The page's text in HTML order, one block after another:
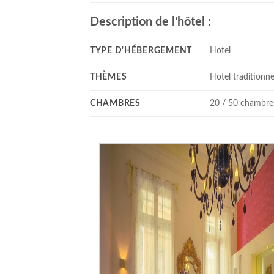
Description de l'hôtel :
TYPE D'HÉBERGEMENT Hotel
THÈMES Hotel
CHAMBRES 20 / 50